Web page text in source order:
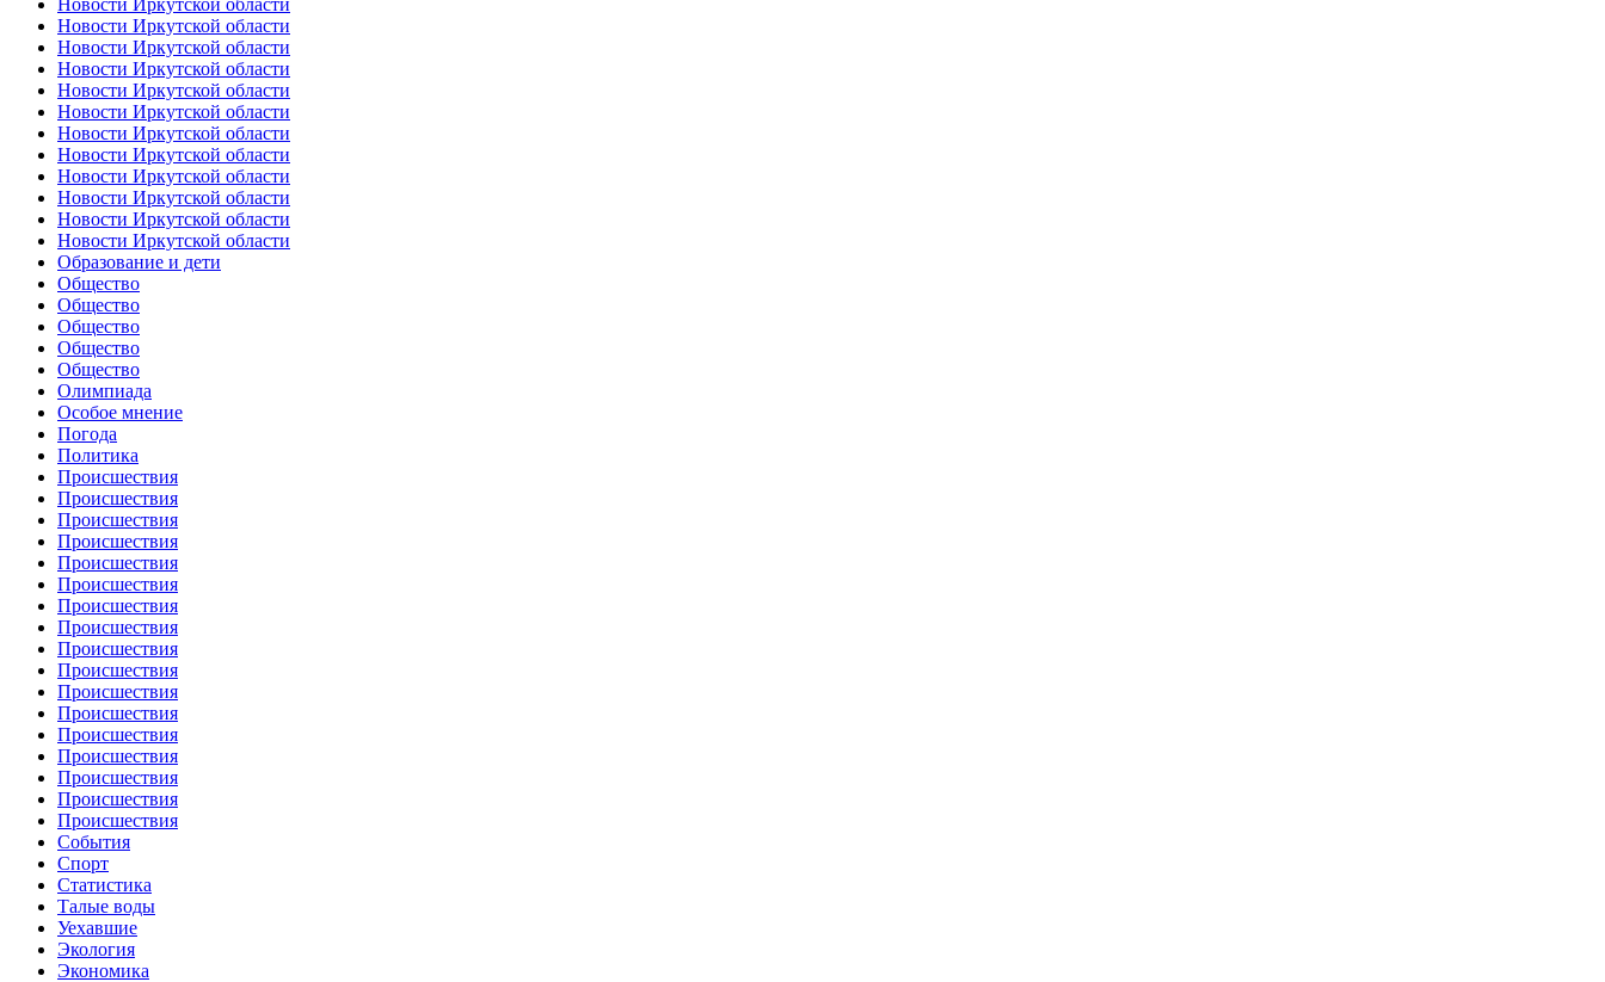
Новости Иркутской области
Новости Иркутской области
Новости Иркутской области
Новости Иркутской области
Новости Иркутской области
Новости Иркутской области
Новости Иркутской области
Новости Иркутской области
Новости Иркутской области
Новости Иркутской области
Новости Иркутской области
Образование и дети
Общество
Общество
Общество
Общество
Общество
Олимпиада
Особое мнение
Погода
Политика
Происшествия
Происшествия
Происшествия
Происшествия
Происшествия
Происшествия
Происшествия
Происшествия
Происшествия
Происшествия
Происшествия
Происшествия
Происшествия
Происшествия
Происшествия
Происшествия
Происшествия
События
Спорт
Статистика
Талые воды
Уехавшие
Экология
Экономика